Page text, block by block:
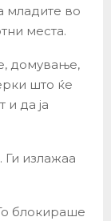
младите во
места.
домување,
што ќе
и да ја
излажаа
блокираше